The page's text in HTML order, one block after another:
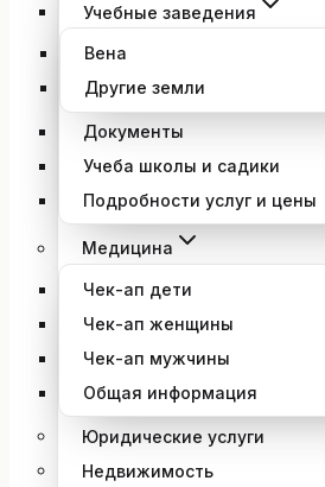
Учебные заведения
Вена
Другие земли
Документы
Учеба школы и садики
Подробности услуг и цены
Медицина
Чек-ап дети
Чек-ап женщины
Чек-ап мужчины
Общая информация
Юридические услуги
Недвижимость